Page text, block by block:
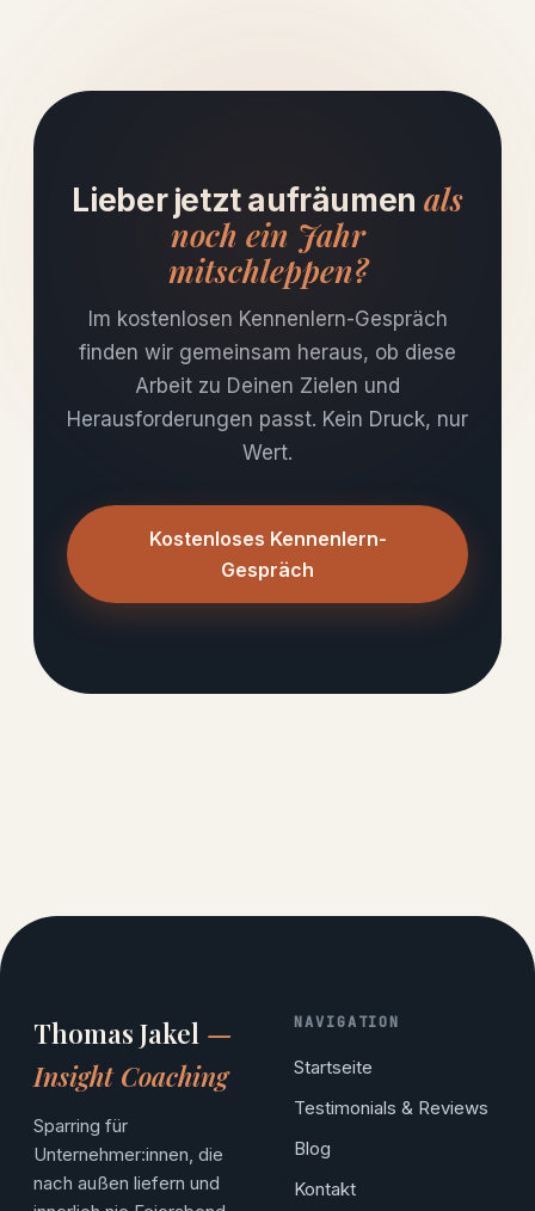
Lieber jetzt aufräumen als
noch ein Jahr
mitschleppen?
Im kostenlosen Kennenlern-Gespräch
finden wir gemeinsam heraus, ob diese
Arbeit zu Deinen Zielen und
Herausforderungen passt. Kein Druck, nur
Wert.
Kostenloses Kennenlern-
Gespräch
Thomas Jakel —
Insight Coaching
Sparring für
Unternehmer:innen, die
nach außen liefern und
NAVIGATION
Startseite
Testimonials & Reviews
Blog
Kontakt